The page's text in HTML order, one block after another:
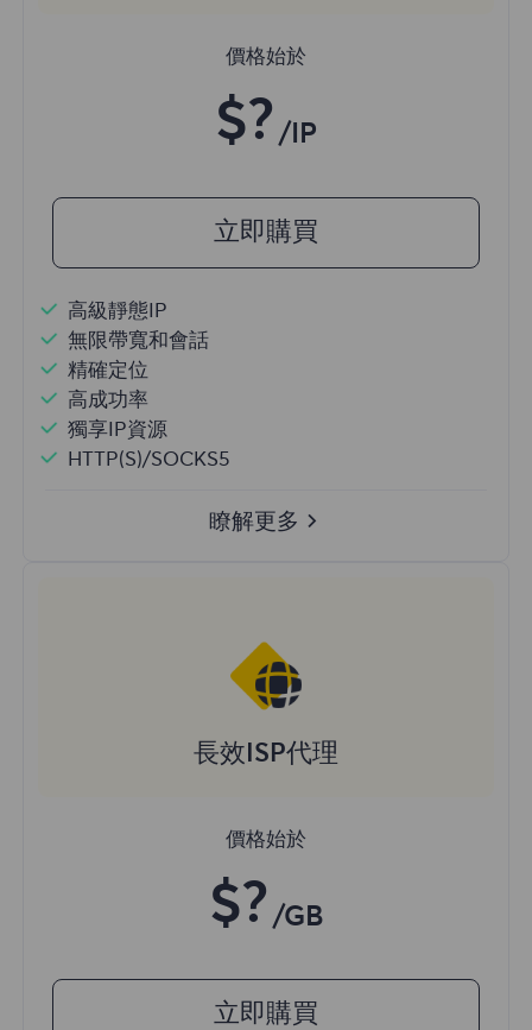
價格始於
$? /IP
立即購買
高級靜態IP
無限帶寬和會話
精確定位
高成功率
獨享IP資源
HTTP(S)/SOCKS5
瞭解更多
長效ISP代理
價格始於
$? /GB
立即購買